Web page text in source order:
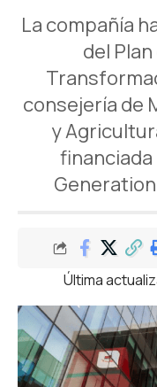
La compañía
del
consejería de
y
Última